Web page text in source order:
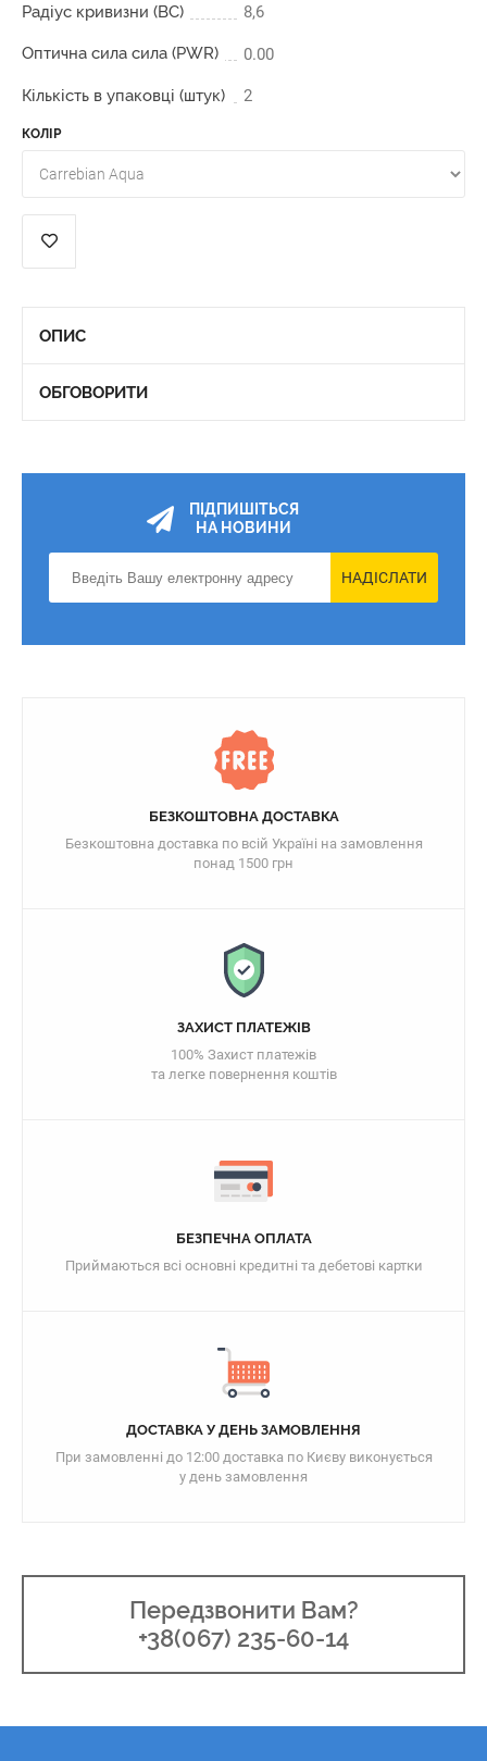
Радіус кривизни (BC) 8,6
Оптична сила сила (PWR) 0.00
Кількість в упаковці (штук) 2
КОЛІР
ОПИС
ОБГОВОРИТИ
ПІДПИШІТЬСЯ
НА НОВИНИ
НАДІСЛАТИ
БЕЗКОШТОВНА ДОСТАВКА
Безкоштовна доставка по всій Україні на замовлення
понад 1500 грн
ЗАХИСТ ПЛАТЕЖІВ
100% Захист платежів
та легке повернення коштів
БЕЗПЕЧНА ОПЛАТА
Приймаються всі основні кредитні та дебетові картки
ДОСТАВКА У ДЕНЬ ЗАМОВЛЕННЯ
При замовленні до 12:00 доставка по Києву виконується
у день замовлення
Передзвонити Вам?
+38(067) 235-60-14